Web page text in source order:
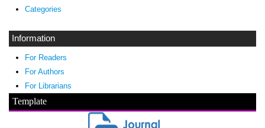
Categories
Information
For Readers
For Authors
For Librarians
Template